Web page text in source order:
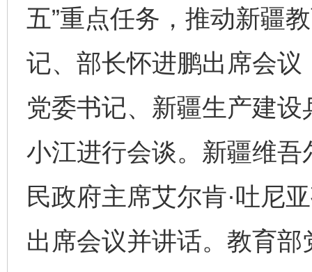
五”重点任务，推动新疆
记、部长怀进鹏出席会
党委书记、新疆生产建
小江进行会谈。新疆维
民政府主席艾尔肯·吐尼
出席会议并讲话。教育